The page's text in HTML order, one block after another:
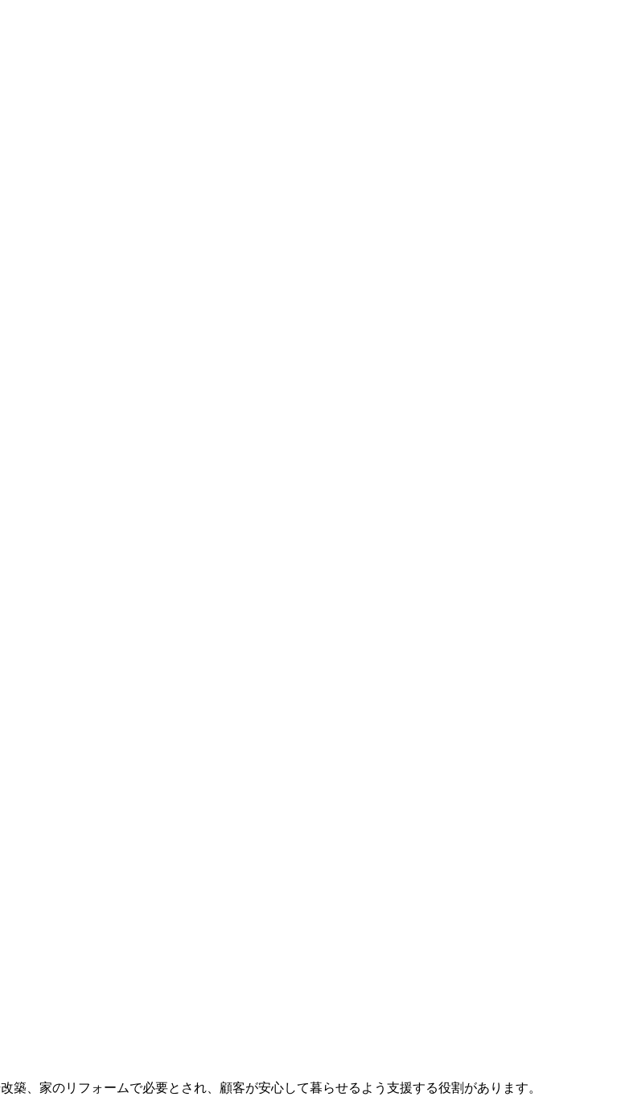
、家のリフォームで必要とされ、顧客が安心して暮らせるよう支援する役割があります。